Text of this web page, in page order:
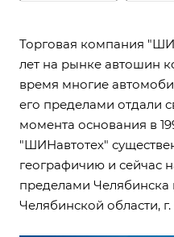
Торговая компания
лет на рынке автошин
время многие
его пределами отдали
момента основания в
"ШИНавтотех"
географичию и сейчас
пределами Челябинска
Челябинской области,